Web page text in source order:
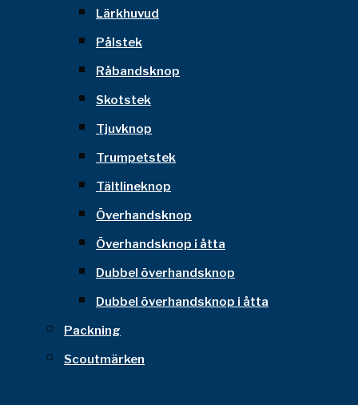
Lärkhuvud
Pålstek
Råbandsknop
Skotstek
Tjuvknop
Trumpetstek
Tältlineknop
Överhandsknop
Överhandsknop i åtta
Dubbel överhandsknop
Dubbel överhandsknop i åtta
Packning
Scoutmärken